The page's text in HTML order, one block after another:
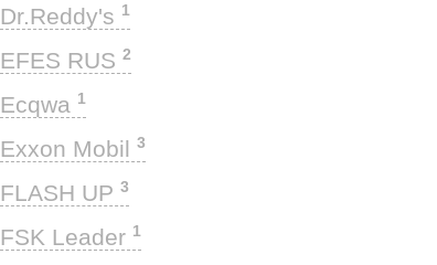
Dr.Reddy's 1
EFES RUS 2
Ecqwa 1
Exxon Mobil 3
FLASH UP 3
FSK Leader 1